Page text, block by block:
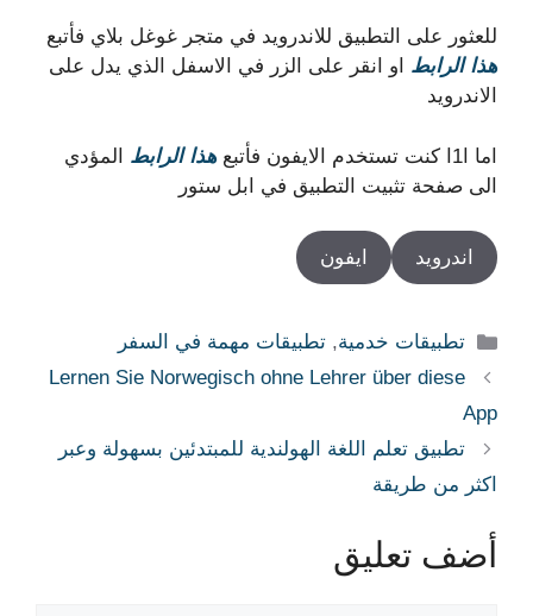
للعثور على التطبيق للاندرويد في متجر غوغل بلاي فأتبع
هذا الرابط او انقر على الزر في الاسفل الذي يدل على
الاندرويد
اما ا1ا كنت تستخدم الايفون فأتبع هذا الرابط المؤدي
الى صفحة تثبيت التطبيق في ابل ستور
اندرويد ايفون
التصنيفات
تطبيقات خدمية,تطبيقات مهمة في السفر
Lernen Sie Norwegisch ohne Lehrer über diese
App
تطبيق تعلم اللغة الهولندية للمبتدئين بسهولة وعبر
اكثر من طريقة
أضف تعليق